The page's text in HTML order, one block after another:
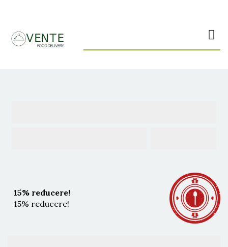
15% reducere!
15% reducere!